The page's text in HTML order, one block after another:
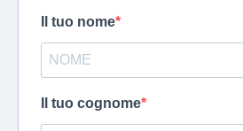
Il tuo nome
Il tuo cognome